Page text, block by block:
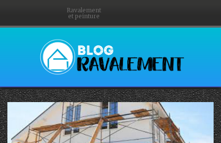
Ravalement
et peinture